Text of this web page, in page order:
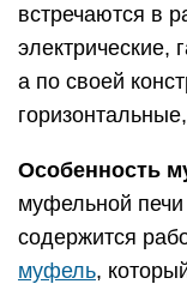
встречаются в
электрические,
а по своей
Особенность
муфельной печи
содержится
муфель,